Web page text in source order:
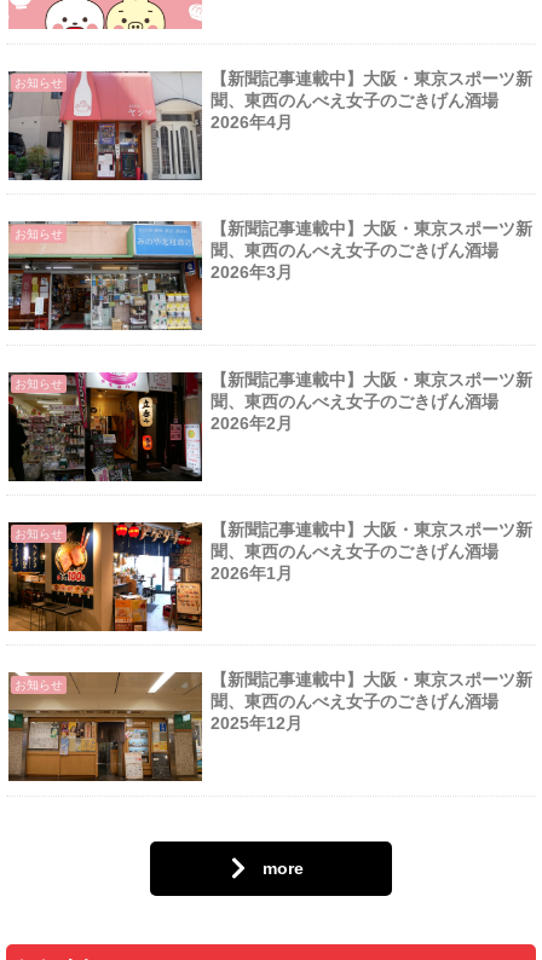
お知らせ
【新聞記事連載中】大阪・東京スポーツ新
聞、東西のんべえ女子のごきげん酒場
2026年4月
お知らせ
【新聞記事連載中】大阪・東京スポーツ新
聞、東西のんべえ女子のごきげん酒場
2026年3月
お知らせ
【新聞記事連載中】大阪・東京スポーツ新
聞、東西のんべえ女子のごきげん酒場
2026年2月
お知らせ
【新聞記事連載中】大阪・東京スポーツ新
聞、東西のんべえ女子のごきげん酒場
2026年1月
お知らせ
【新聞記事連載中】大阪・東京スポーツ新
聞、東西のんべえ女子のごきげん酒場
2025年12月
more